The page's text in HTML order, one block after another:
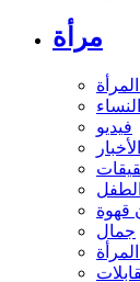
مرأة
فيديو
قهوة
جمال